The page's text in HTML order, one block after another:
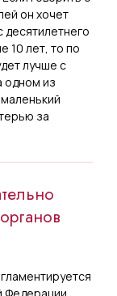
он хочет
десятилетнего
10 лет, то по
лучше с
одном из
за